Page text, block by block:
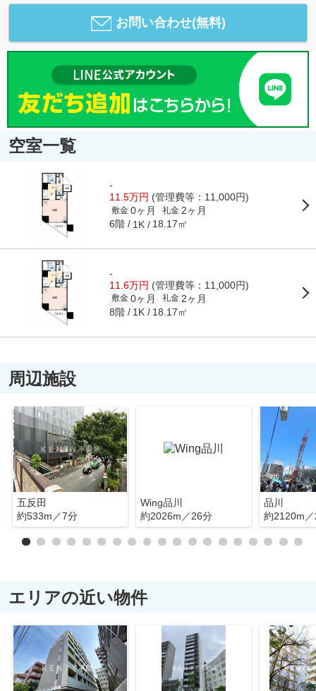
お問い合わせ(無料)
空室一覧
-
11.5万円 (管理費等：11,000円)
敷金 0ヶ月 礼金 2ヶ月
6階 1K 18.17㎡
-
11.6万円 (管理費等：11,000円)
敷金 0ヶ月 礼金 2ヶ月
8階 1K 18.17㎡
周辺施設
五反田
約533m／7分
Wing品川
約2026m／26分
品川
約2120m
エリアの近い物件